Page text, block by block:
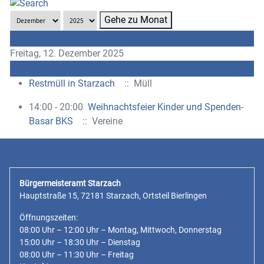
Gehe zu Monat
Freitag, 12. Dezember 2025
Restmüll in Starzach
:: Müll
14:00 - 20:00 Weihnachtsfeier Kinder und Spenden-
Basar BKS
:: Vereine
Bürgermeisteramt Starzach
Hauptstraße 15, 72181 Starzach, Ortsteil Bierlingen
Öffnungszeiten:
08:00 Uhr – 12:00 Uhr – Montag, Mittwoch, Donnerstag
15:00 Uhr – 18:30 Uhr – Dienstag
08:00 Uhr – 11:30 Uhr – Freitag